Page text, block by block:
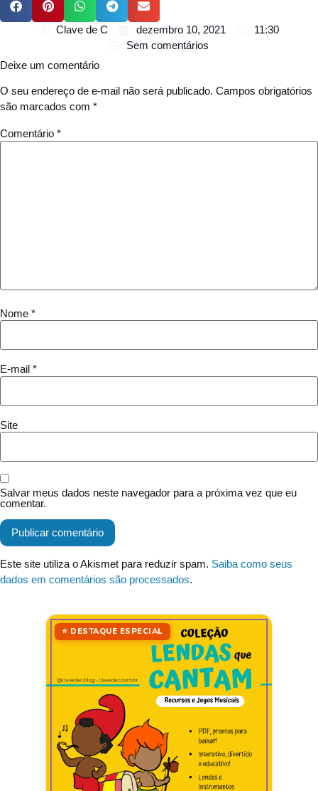
Clave de C dezembro 10, 2021
11:30
Sem comentários
Deixe um comentário
O seu endereço de e-mail não será publicado. Campos obrigatórios
são marcados com *
Comentário *
Nome *
E-mail *
Site
Salvar meus dados neste navegador para a próxima vez que eu
comentar.
Este site utiliza o Akismet para reduzir spam. Saiba como seus
dados em comentários são processados.
⭐ DESTAQUE ESPECIAL